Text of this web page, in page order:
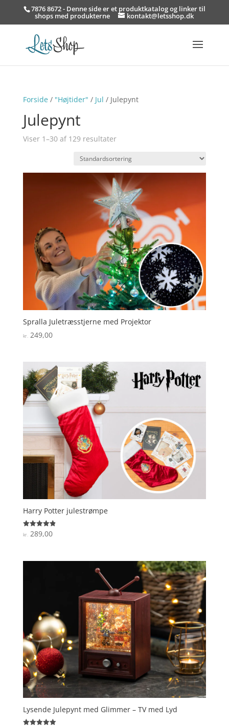
7876 8672 - Denne side er et produktkatalog og linker til
shops med produkterne kontakt@letsshop.dk
Forside/ "Højtider" / Jul / Julepynt
Julepynt
Viser 1–30 af 129 resultater
Spralla Juletræsstjerne med Projektor
kr. 249,00
Harry Potter julestrømpe
Vurderet
4.9
kr.289,00
Lysende Julepynt med Glimmer – TV med Lyd